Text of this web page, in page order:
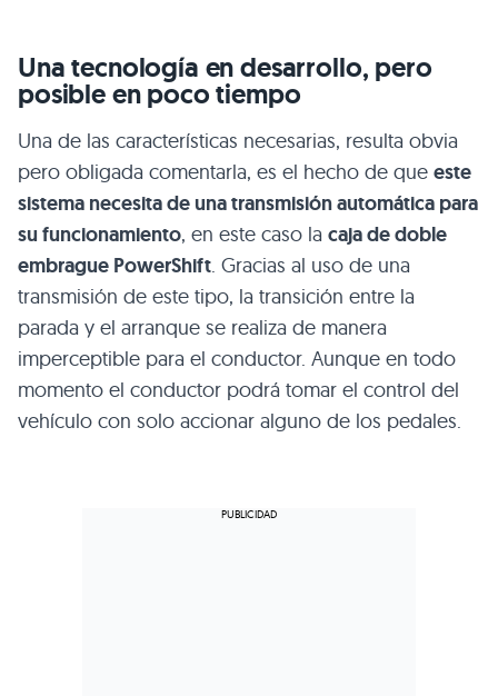
Una tecnología en desarrollo, pero
posible en poco tiempo
Una de las características necesarias, resulta obvia
pero obligada comentarla, es el hecho de que este
sistema necesita de una transmisión automática para
su funcionamiento, en este caso la caja de doble
embrague PowerShift. Gracias al uso de una
transmisión de este tipo, la transición entre la
parada y el arranque se realiza de manera
imperceptible para el conductor. Aunque en todo
momento el conductor podrá tomar el control del
vehículo con solo accionar alguno de los pedales.